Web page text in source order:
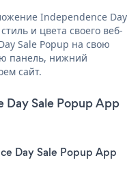
Independence Day
и цвета своего веб-
Sale Popup на свою
панель, нижний
сайт.
Day Sale Popup App
Day Sale Popup App